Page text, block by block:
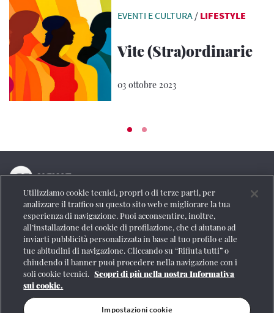
EVENTI E CULTURA / LIFESTYLE
Vite (Stra)ordinarie
03 ottobre 2023
La testata online del Gruppo FS Italiane
Social
Se vuoi contattarci o avere altre informazioni
CONTATTI
Utilizziamo cookie tecnici, propri o di terze parti, per
analizzare il traffico su questo sito web e migliorare la tua
esperienza di navigazione. Puoi acconsentire, inoltre,
all’installazione dei cookie di profilazione, che ci aiutano ad
inviarti pubblicità personalizzata in base al tuo profilo e alle
tue abitudini di navigazione. Cliccando su “Rifiuta tutti” o
chiudendo il banner puoi procedere nella navigazione con i
soli cookie tecnici. Scopri di più nella nostra Informativa
sui cookie.
Impostazioni cookie